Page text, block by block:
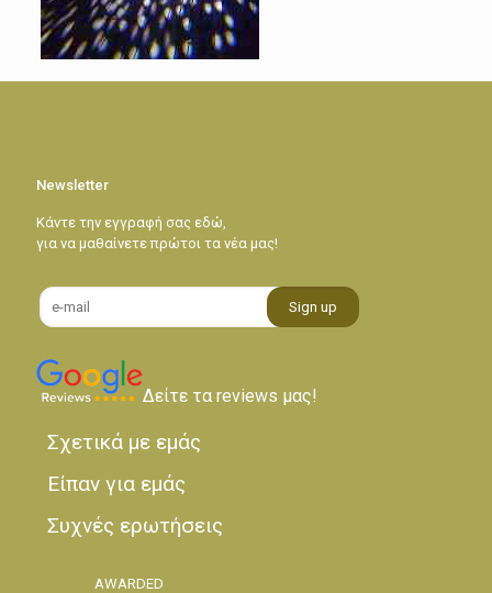
Newsletter
Κάντε την εγγραφή σας εδώ,
για να μαθαίνετε πρώτοι τα νέα μας!
Δείτε τα reviews μας!
Σχετικά με εμάς
Είπαν για εμάς
Συχνές ερωτήσεις
AWARDED